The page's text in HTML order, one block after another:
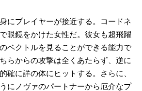
にプレイヤーが接近する。コードネ
眼鏡をかけた女性だ。彼女も超飛躍
ベクトルを見ることができる能力で
らからの攻撃は全くあたらず、逆に
確に詳の体にヒットする。さらに、
にノヴァのパートナーから厄介なプ